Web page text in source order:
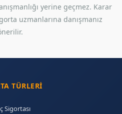
yerine geçmez. Karar
uzmanlarına danışmanız
TÜRLERI
Sigortası